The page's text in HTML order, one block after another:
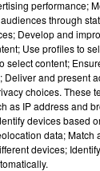
22 sec)
performance;
through
Develop and
Use profiles to
select content;
Deliver and present
choices. These
as IP address and
devices based
data; Match
devices;